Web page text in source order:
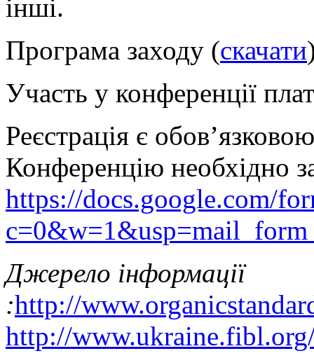
інші.
Програма заходу (скачати
Участь у конференції
Реєстрація є
Конференцію необхідно
https://docs.google.com/
Джерело інформації
:http://
http://